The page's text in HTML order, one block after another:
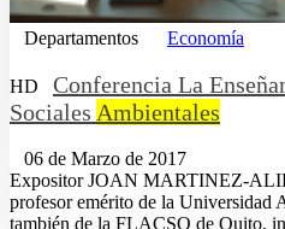
Departamentos Economía
HD
Conferencia La
Sociales Ambientales
06 de Marzo de 2017
Expositor JOAN MARTINEZ-
profesor emérito de la Universidad
también de la FLACSO de Quito,